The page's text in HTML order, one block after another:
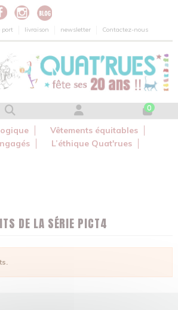
port livraison newsletter Contactez-nous
0
Vêtements équitables
L’éthique Quat'rues
DE LA SÉRIE PICT4